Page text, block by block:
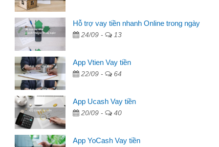
Hỗ trợ vay tiền nhanh Online trong ngày
24/09 - 13
App Vtien Vay tiền
22/09 - 64
App Ucash Vay tiền
20/09 - 40
App YoCash Vay tiền